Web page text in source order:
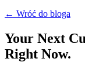
← Wróć do bloga
Your Next
Right Now.